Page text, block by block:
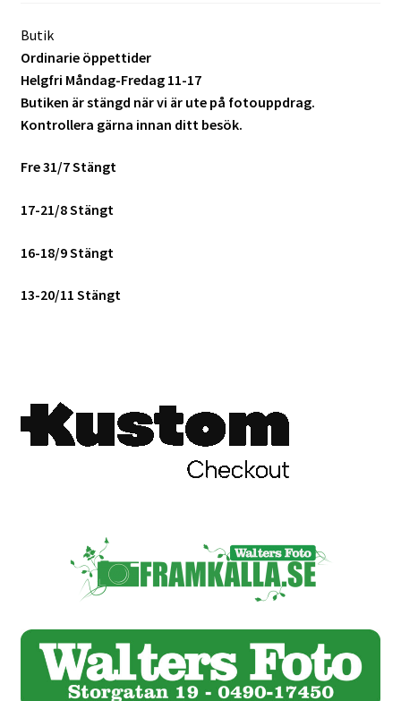
Arkivering
Rengöring & Vård
Luppar & Förstoringsglas
Begagnat & Fynd
Studio & Ljuskontroll
Övrigt
Bildtjänster
Framkallning – Analogt
Butik
Ordinarie öppettider
Helgfri Måndag-Fredag 11-17
Butiken är stängd när vi är ute på fotouppdrag.
Kontrollera gärna innan ditt besök.
Fre 31/7 Stängt
17-21/8 Stängt
16-18/9 Stängt
13-20/11 Stängt